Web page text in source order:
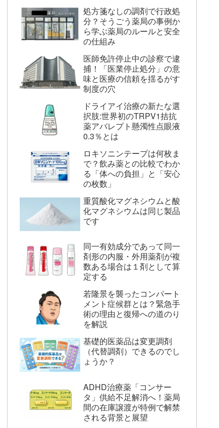
処方箋なしの調剤で行政処
分？そうごう薬局の事例か
ら学ぶ薬局のルールと安全
の仕組み
医師免許停止中の診察で逮
捕！「医業停止処分」の意
味と医療の信頼を揺るがす
制度の穴
ドライアイ治療の新たな選
択肢:世界初のTRPV1拮抗
薬アバレプト懸濁性点眼液
0.3％とは
ロキソニンテープは何枚ま
で？飲み薬との比較でわか
る「体への負担」と「安心
の枚数」
重質酸化マグネシウムと酸
化マグネシウムは同じ製品
です
同一有効成分であって同一
剤形の内服・外用薬剤が複
数ある場合は１剤として算
定する
若隆景を襲ったコンパート
メント症候群とは？緊急手
術の理由と復帰への道のり
を解説
基礎的医薬品は変更調剤
（代替調剤）できるのでし
ょうか？
ADHD治療薬「コンサー
タ」供給不足解消へ！薬局
間の在庫譲渡が特例で解禁
される背景と展望